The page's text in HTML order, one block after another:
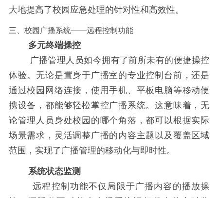
大地提高了校园应急处理的针对性和高效性。
三、校园广播系统——远程控制功能
多元终端操控
广播管理人员如今拥有了前所未有的便捷操控
体验。无论是置身于广播室的专业控制台前，还是
通过校园网络连接，使用手机、平板电脑等移动便
携设备，都能够轻松掌控广播系统。这意味着，无
论管理人员身处校园的哪个角落，都可以根据实际
场景需求，灵活调整广播的内容主题以及覆盖区域
范围，实现了广播管理的移动化与即时性。
系统状态监测
远程控制功能不仅局限于广播内容的播放操